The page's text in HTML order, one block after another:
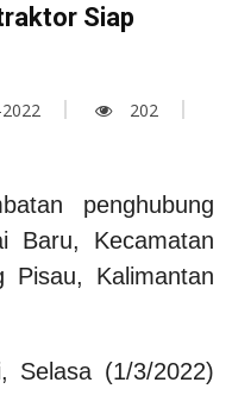
Siap
202
penghubung
Baru, Kecamatan
Pisau, Kalimantan
Selasa (1/3/2022)